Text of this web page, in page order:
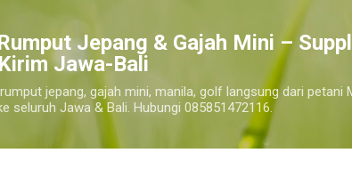
Langsung ke konten
Jepang & Gajah Mini –
Jawa-Bali
jepang, gajah mini, manila, golf langsung dari petani
seluruh Jawa & Bali. Hubungi 085851472116.